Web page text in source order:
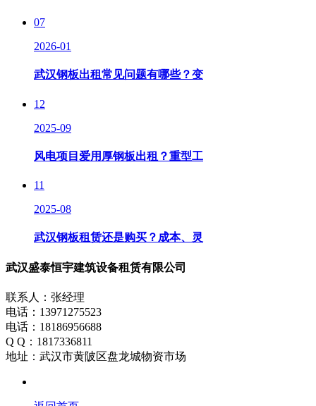
07
2026-01
武汉钢板出租常见问题有哪些？变
12
2025-09
风电项目爱用厚钢板出租？重型工
11
2025-08
武汉钢板租赁还是购买？成本、灵
武汉盛泰恒宇建筑设备租赁有限公司
联系人：张经理
电话：13971275523
电话：18186956688
Q Q：1817336811
地址：武汉市黄陂区盘龙城物资市场